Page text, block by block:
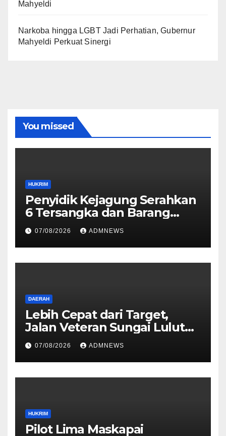
Mahyeldi
Narkoba hingga LGBT Jadi Perhatian, Gubernur
Mahyeldi Perkuat Sinergi
You missed
HUKRIM
Penyidik Kejagung Serahkan
6 Tersangka dan Barang
Bukti Perkara Korupsi
PETRAL, PES dan ISC ke JPU
Kejari Jakarta Pusat
07/08/2026 ADMNEWS
DAERAH
Lebih Cepat dari Target,
Jalan Veteran Sungai Lulut
Dibuka
07/08/2026 ADMNEWS
HUKRIM
Pilot Lima Maskapai